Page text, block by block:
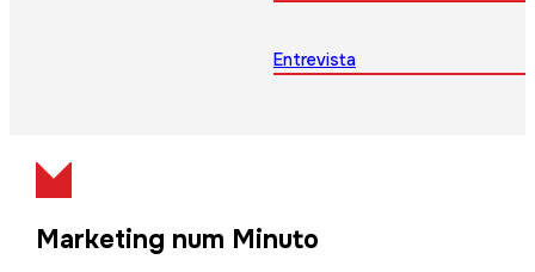
Entrevista
Marketing num Minuto